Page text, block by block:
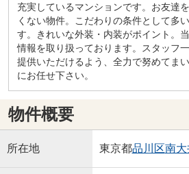
充実しているマンションです。お友達
くない物件。こだわりの条件として多
す。きれいな外装・内装がポイント。
情報を取り扱っております。スタッフ
提供いただけるよう、全力で努めてま
にお任せ下さい。
物件概要
所在地 東京都品川区南大